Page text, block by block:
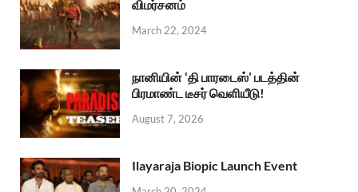
விமர்சனம்
March 22, 2024
நானியின் ‘தி பாரடைஸ்’ படத்தின்
பிரமாண்ட டீசர் வெளியீடு!
August 7, 2026
Ilayaraja Biopic Launch Event